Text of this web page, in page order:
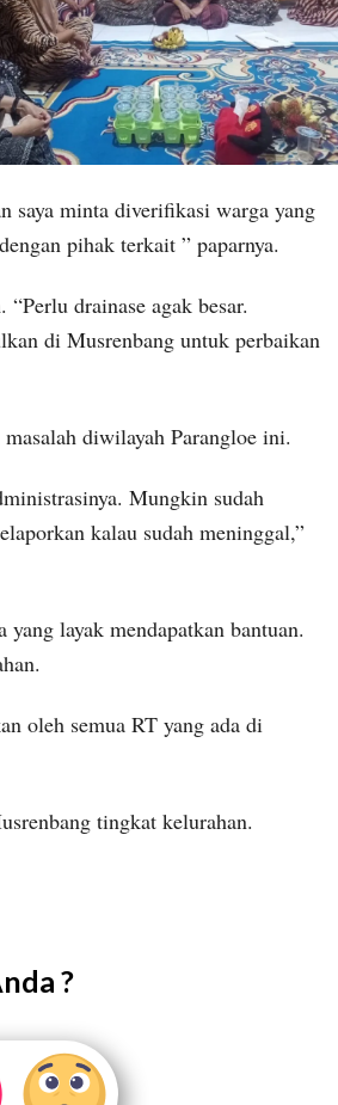
saya minta diverifikasi warga yang
pihak terkait ” paparnya.
drainase agak besar.
di Musrenbang untuk perbaikan
diwilayah Parangloe ini.
Mungkin sudah
kalau sudah meninggal,”
layak mendapatkan bantuan.
oleh semua RT yang ada di
tingkat kelurahan.
?